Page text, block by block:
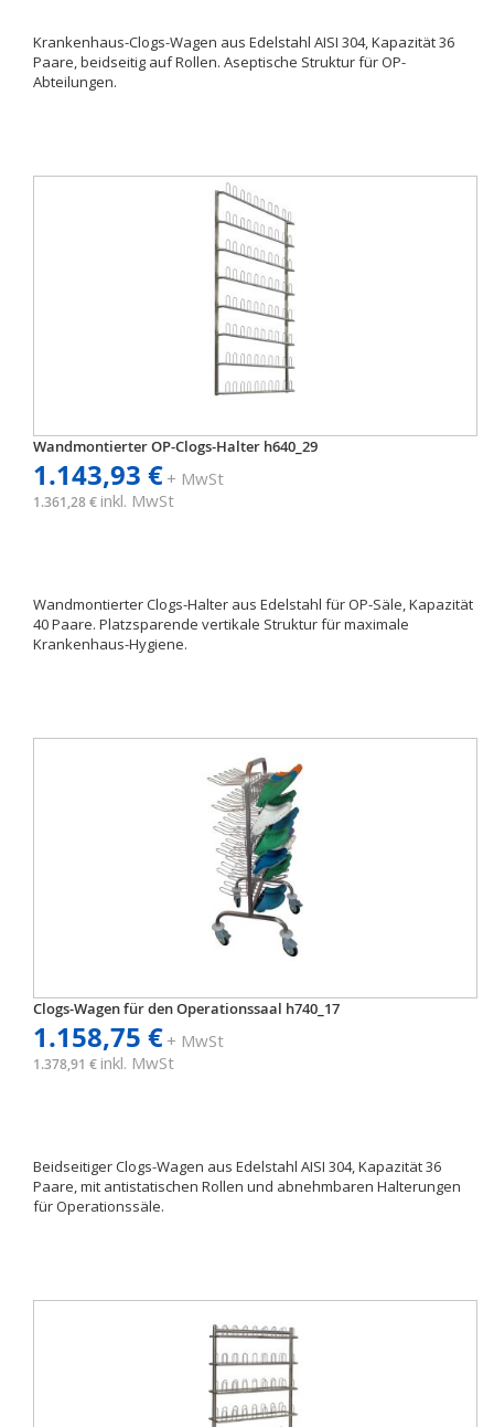
Krankenhaus-Clogs-Wagen aus Edelstahl AISI 304, Kapazität 36
Paare, beidseitig auf Rollen. Aseptische Struktur für OP-
Abteilungen.
Wandmontierter OP-Clogs-Halter h640_29
1.143,93 €+ MwSt
1.361,28 € inkl. MwSt
Wandmontierter Clogs-Halter aus Edelstahl für OP-Säle, Kapazität
40 Paare. Platzsparende vertikale Struktur für maximale
Krankenhaus-Hygiene.
Clogs-Wagen für den Operationssaal h740_17
1.158,75 €+ MwSt
1.378,91 € inkl. MwSt
Beidseitiger Clogs-Wagen aus Edelstahl AISI 304, Kapazität 36
Paare, mit antistatischen Rollen und abnehmbaren Halterungen
für Operationssäle.